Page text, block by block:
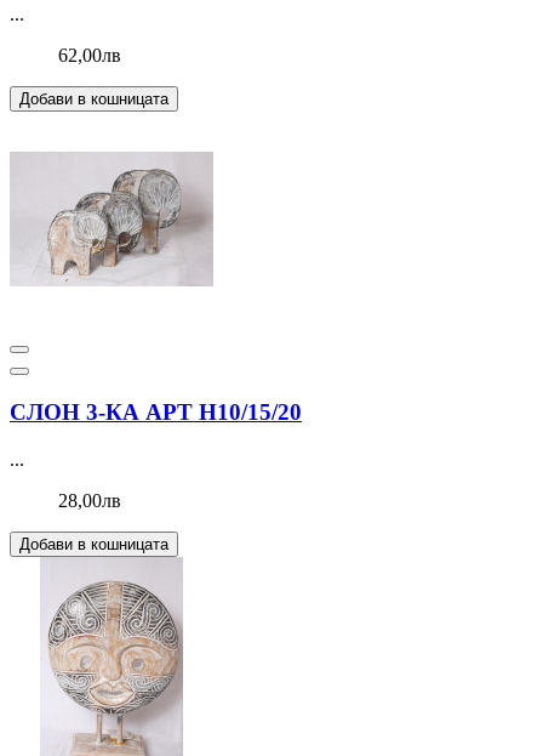
...
62,00лв
Добави в кошницата
СЛОН 3-КА АРТ Н10/15/20
...
28,00лв
Добави в кошницата